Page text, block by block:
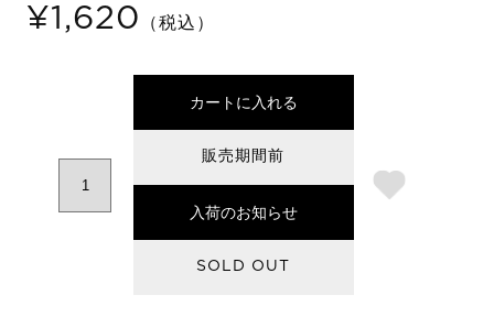
¥1,620 （税込）
カートに入れる
販売期間前
入荷のお知らせ
SOLD OUT